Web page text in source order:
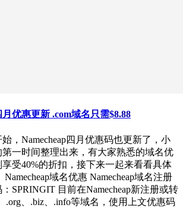
月优惠更新 .com域名只需$8.88
，Namecheap四月优惠码也更新了，小
一时间整理出来，有大家熟悉的域名优
受40%的折扣，接下来一起来看看具体
域名优惠 Namecheap域名注册
SPRINGIT 目前在Namecheap新注册或转
.org、.biz、.info等域名，使用上文优惠码